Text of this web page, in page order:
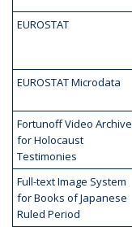
EUROSTAT
EUROSTAT Microdata
Fortunoff Video Archive
for Holocaust
Testimonies
Full-text Image System
for Books of Japanese
Ruled Period